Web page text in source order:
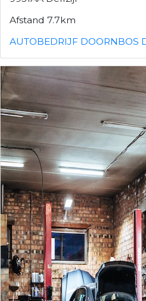
Afstand 7.7km
AUTOBEDRIJF DOORNBOS